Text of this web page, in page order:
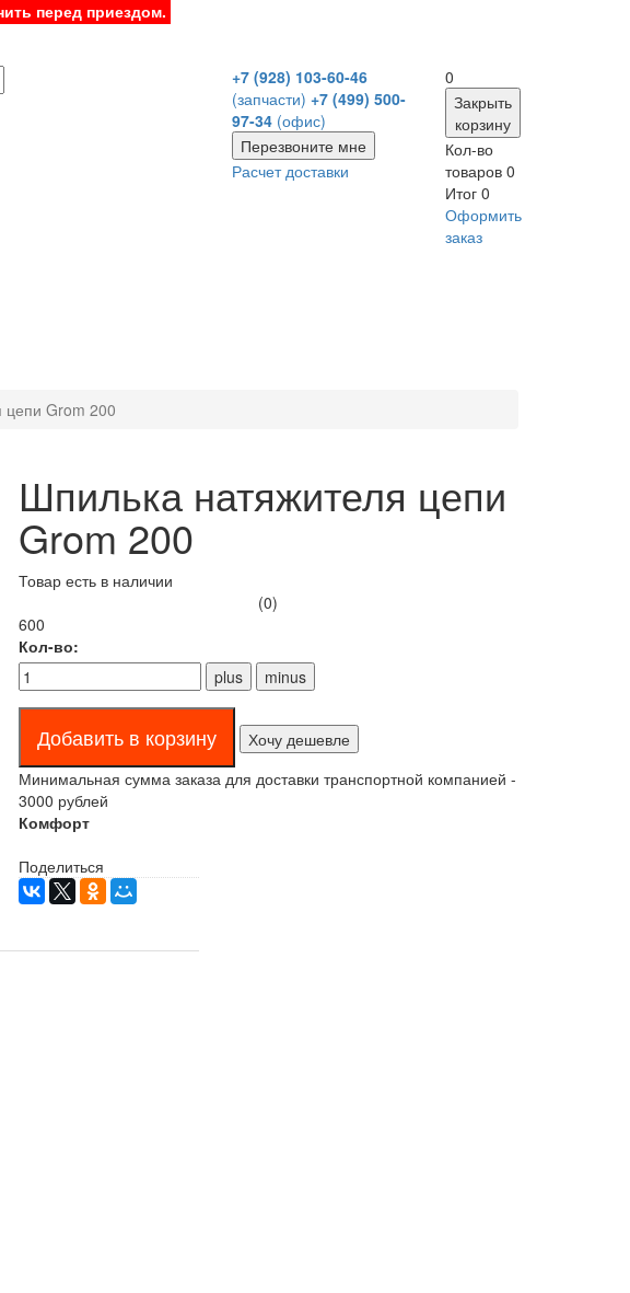
перед приездом.
+7 (928) 103-60-46
(запчасти) +7 (499) 500-
97-34 (офис)
Перезвоните мне
Расчет доставки
0
Закрыть
корзину
Кол-во
товаров 0
Итог 0
Оформить
заказ
цепи Grom 200
Шпилька натяжителя цепи
Grom 200
Товар есть в наличии
(0)
600
Кол-во:
Хочу дешевле
Минимальная сумма заказа для доставки транспортной компанией -
3000 рублей
Комфорт
Поделиться